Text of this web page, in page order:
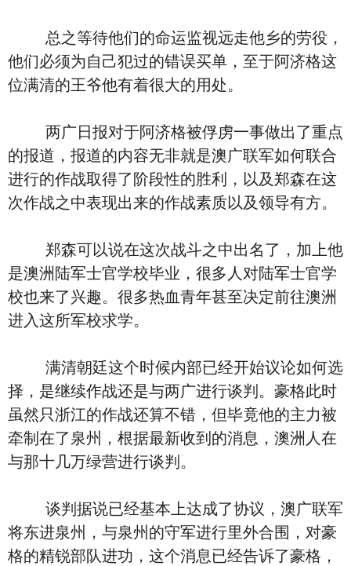
总之等待他们的命运监视远走他乡的劳役，
他们必须为自己犯过的错误买单，至于阿济格这
位满清的王爷他有着很大的用处。
两广日报对于阿济格被俘虏一事做出了重点
的报道，报道的内容无非就是澳广联军如何联合
进行的作战取得了阶段性的胜利，以及郑森在这
次作战之中表现出来的作战素质以及领导有方。
郑森可以说在这次战斗之中出名了，加上他
是澳洲陆军士官学校毕业，很多人对陆军士官学
校也来了兴趣。很多热血青年甚至决定前往澳洲
进入这所军校求学。
满清朝廷这个时候内部已经开始议论如何选
择，是继续作战还是与两广进行谈判。豪格此时
虽然只浙江的作战还算不错，但毕竟他的主力被
牵制在了泉州，根据最新收到的消息，澳洲人在
与那十几万绿营进行谈判。
谈判据说已经基本上达成了协议，澳广联军
将东进泉州，与泉州的守军进行里外合围，对豪
格的精锐部队进功，这个消息已经告诉了豪格，